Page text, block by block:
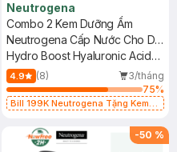
Neutrogena
Combo 2 Kem Dưỡng Ẩm
Neutrogena Cấp Nước Cho Da
Khô 50g
Hydro Boost Hyaluronic Acid
Nourishing Cream
4.9 (8)
3/tháng
75%
Bill 199K Neutrogena Tặng Kem
-50 %